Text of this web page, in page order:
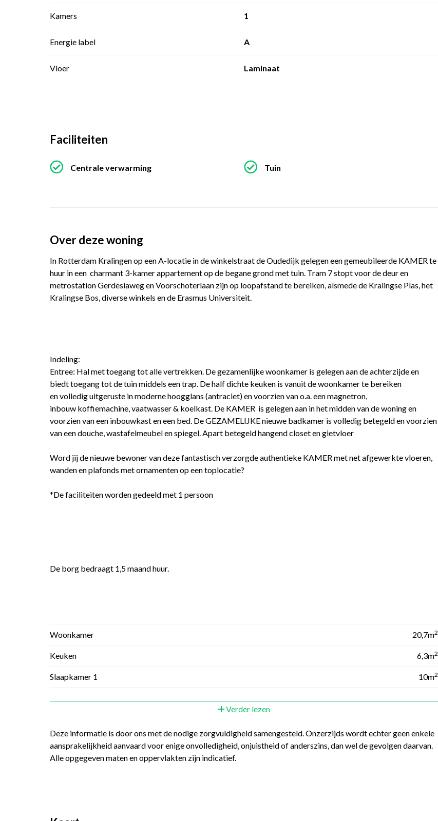
Kamers 1
Energie label A
Vloer Laminaat
Faciliteiten
Centrale verwarming Tuin
Over deze woning
In Rotterdam Kralingen op een A-locatie in de winkelstraat de Oudedijk gelegen een gemeubileerde KAMER te
huur in een charmant 3-kamer appartement op de begane grond met tuin. Tram 7 stopt voor de deur en
metrostation Gerdesiaweg en Voorschoterlaan zijn op loopafstand te bereiken, alsmede de Kralingse Plas, het
Kralingse Bos, diverse winkels en de Erasmus Universiteit.
Indeling:
Entree: Hal met toegang tot alle vertrekken. De gezamenlijke woonkamer is gelegen aan de achterzijde en
biedt toegang tot de tuin middels een trap. De half dichte keuken is vanuit de woonkamer te bereiken
en volledig uitgeruste in moderne hoogglans (antraciet) en voorzien van o.a. een magnetron,
inbouw koffiemachine, vaatwasser & koelkast. De KAMER is gelegen aan in het midden van de woning en
voorzien van een inbouwkast en een bed. De GEZAMELIJKE nieuwe badkamer is volledig betegeld en voorzien
van een douche, wastafelmeubel en spiegel. Apart betegeld hangend closet en gietvloer
Word jij de nieuwe bewoner van deze fantastisch verzorgde authentieke KAMER met net afgewerkte vloeren,
wanden en plafonds met ornamenten op een toplocatie?
*De faciliteiten worden gedeeld met 1 persoon
De borg bedraagt 1,5 maand huur.
Woonkamer 20,7m2
Keuken 6,3m2
Slaapkamer 1 10m2
Verder lezen
Deze informatie is door ons met de nodige zorgvuldigheid samengesteld. Onzerzijds wordt echter geen enkele
aansprakelijkheid aanvaard voor enige onvolledigheid, onjuistheid of anderszins, dan wel de gevolgen daarvan.
Alle opgegeven maten en oppervlakten zijn indicatief.